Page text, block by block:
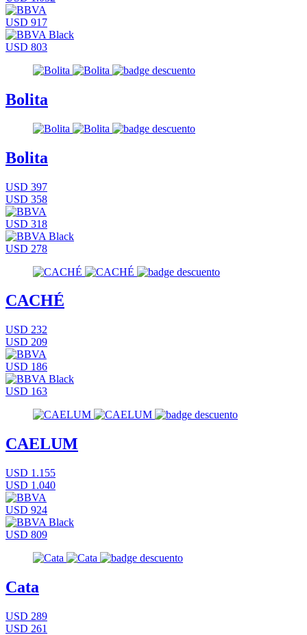
USD 917
USD 803
Bolita
Bolita
USD 397
USD 358
USD 318
USD 278
CACHÉ
USD 232
USD 209
USD 186
USD 163
CAELUM
USD 1.155
USD 1.040
USD 924
USD 809
Cata
USD 289
USD 261